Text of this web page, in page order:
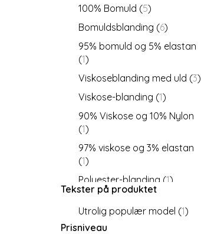
Brun
Sand(2)
Beige(1
100% Bomuld (5)
Bomuldsblanding (6)
95% bomuld og 5% elastan
(1)
Viskoseblanding med uld (3)
Viskose-blanding (1)
90% Viskose og 10% Nylon
(1)
97% viskose og 3% elastan
(1)
Polyester-blanding (1)
Akrylblanding
100% Hør(4)
Tekster på produktet
Utrolig populær model (1)
Prisniveau